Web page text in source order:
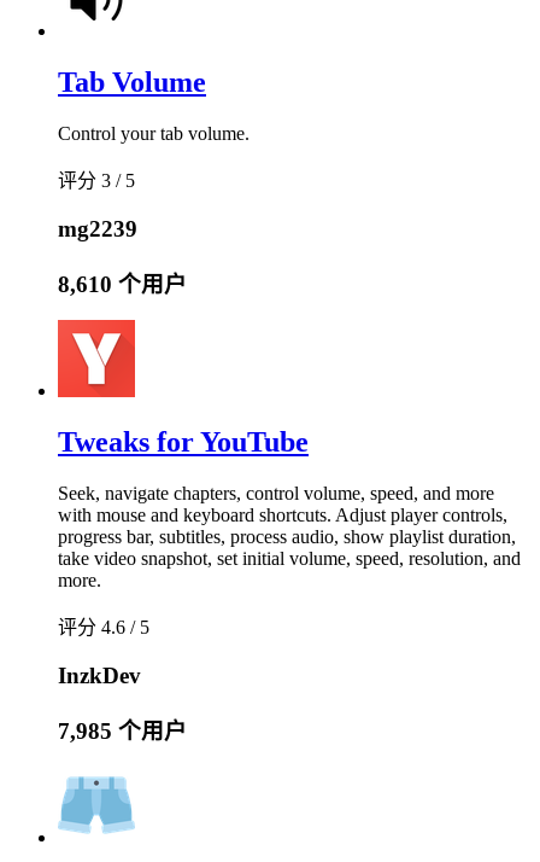
Tab Volume
Control your tab volume.
评分 3 / 5
mg2239
8,610 个用户
Tweaks for YouTube
Seek, navigate chapters, control volume, speed, and more
with mouse and keyboard shortcuts. Adjust player controls,
progress bar, subtitles, process audio, show playlist duration,
take video snapshot, set initial volume, speed, resolution, and
more.
评分 4.6 / 5
InzkDev
7,985 个用户